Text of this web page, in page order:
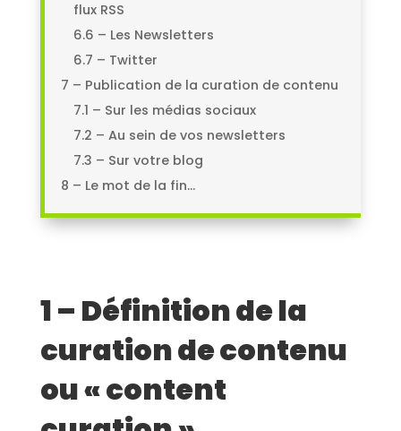
flux RSS
6.6 – Les Newsletters
6.7 – Twitter
7 – Publication de la curation de contenu
7.1 – Sur les médias sociaux
7.2 – Au sein de vos newsletters
7.3 – Sur votre blog
8 – Le mot de la fin…
1 – Définition de la
curation de contenu
ou « content